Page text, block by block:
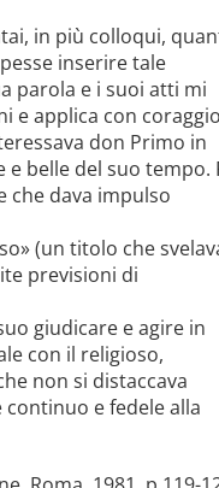
in più colloqui,
inserire tale
parola e i suoi atti mi
e applica con
don Primo in
belle del suo tempo.
che dava impulso
(un titolo che
previsioni di
giudicare e agire in
con il religioso,
non si distaccava
e fedele alla